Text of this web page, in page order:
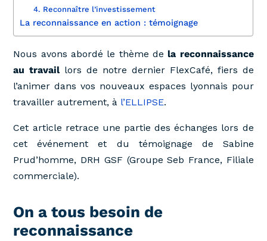
4. Reconnaître l’investissement
La reconnaissance en action : témoignage
Nous avons abordé le thème de la reconnaissance
au travaillors de notre dernier FlexCafé, fiers de
l’animer dans vos nouveaux espaces lyonnais pour
travailler autrement, à l’ELLIPSE.
Cet article retrace une partie des échanges lors de
cet événement et du témoignage de Sabine
Prud’homme, DRH GSF (Groupe Seb France, Filiale
commerciale).
On a tous besoin de
reconnaissance